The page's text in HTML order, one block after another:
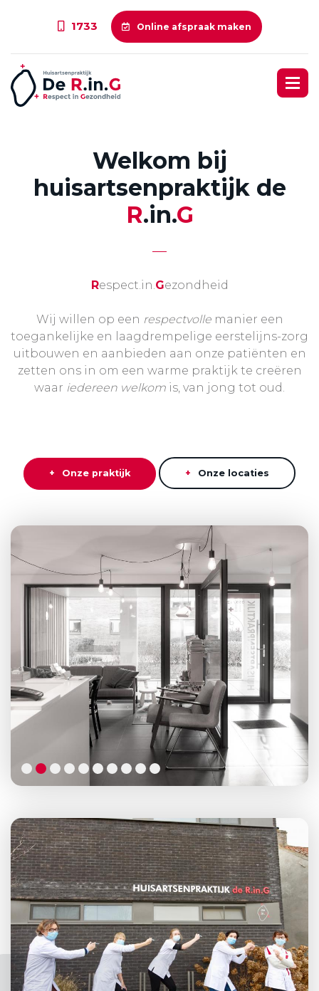
1733 Online afspraak maken
Welkom bij
huisartsenpraktijk de
R.in.G
Respect.in.Gezondheid
Wij willen op een respectvollemanier een
toegankelijke en laagdrempelige eerstelijns-zorg
uitbouwen en aanbieden aan onze patiënten en
zetten ons in om een warme praktijk te creëren
waar iedereen welkom is, van jong tot oud.
Onze praktijk Onze locaties